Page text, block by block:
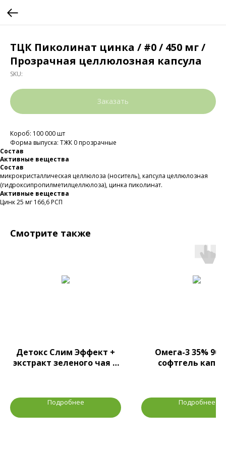
ТЦК Пиколинат цинка / #0 / 450 мг /
Прозрачная целлюлозная капсула
SKU:
Заказать
Короб: 100 000 шт
Форма выпуска: ТЖК 0 прозрачные
Состав
Активные вещества
Состав
микрокристаллическая целлюлоза (носитель), капсула целлюлозная
(гидроксипропилметилцеллюлоза), цинка пиколинат.
Активные вещества
Цинк 25 мг 166,6 РСП
Смотрите также
Детокс Слим Эффект +
экстракт зеленого чая и
Подробнее
Омега-3 35%
софтгель
Подробнее